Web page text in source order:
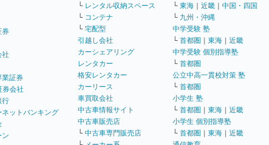
券
社
業証券
券会社
行
ネットバンキング
ン
└ レンタル収納スペース
└ コンテナ
└ 宅配型
引越し会社
カーシェアリング
レンタカー
格安レンタカー
カーリース
車買取会社
中古車情報サイト
中古車販売店
└ 中古車専門販売店
└ 東海 ｜ 近畿 ｜ 中国・四国
└ 九州・沖縄
中学受験 塾
└ 首都圏 ｜ 東海 ｜ 近畿
中学受験 個別指導塾
└ 首都圏
公立中高一貫校対策 塾
└ 首都圏
小学生 塾
└ 首都圏 ｜ 東海 ｜ 近畿
小学生 個別指導塾
└ 首都圏 ｜ 東海 ｜ 近畿